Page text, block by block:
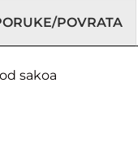
POVRATA
sakoa